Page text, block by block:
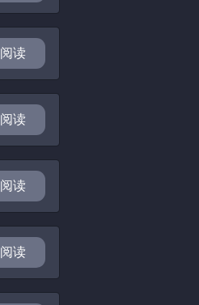
阅读
阅读
阅读
阅读